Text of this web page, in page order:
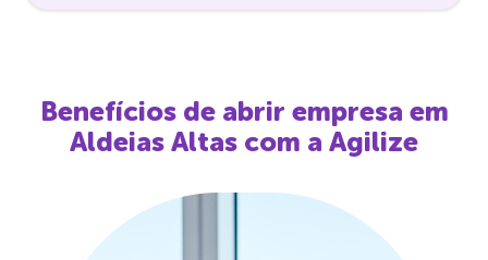
Benefícios de abrir empresa em
Aldeias Altas com a Agilize